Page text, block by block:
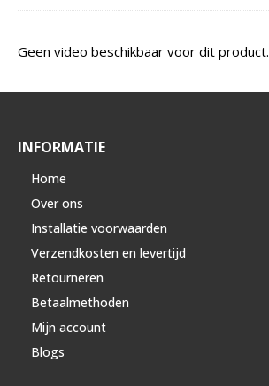
Geen video beschikbaar voor dit product.
INFORMATIE
Home
Over ons
Installatie voorwaarden
Verzendkosten en levertijd
Retourneren
Betaalmethoden
Mijn account
Blogs